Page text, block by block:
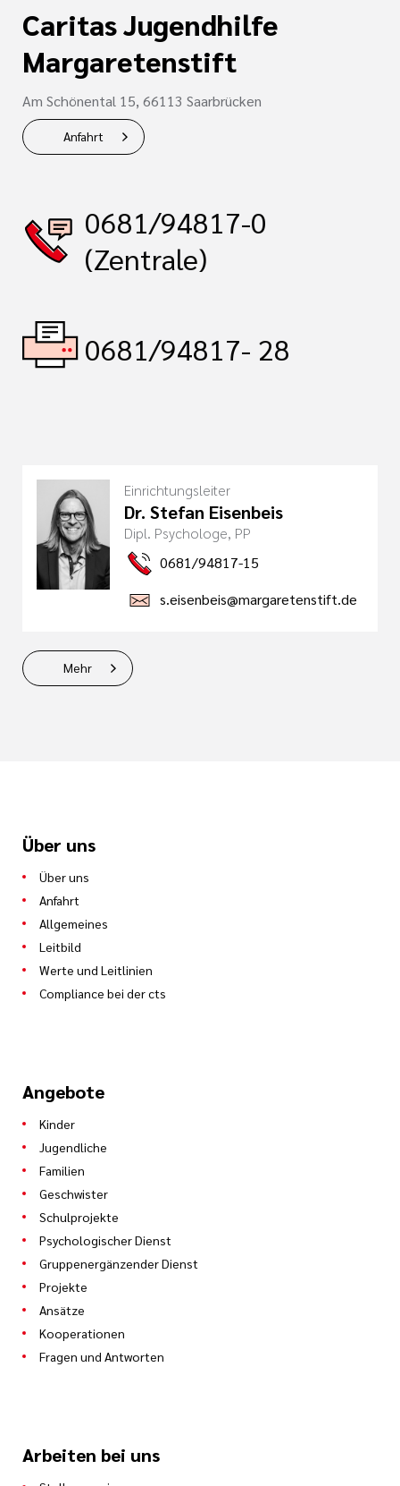
Caritas Jugendhilfe
Margaretenstift
Am Schönental 15, 66113 Saarbrücken
Anfahrt
0681/94817-0
(Zentrale)
0681/94817- 28
Einrichtungsleiter
Dr. Stefan Eisenbeis
Dipl. Psychologe, PP
0681/94817-15
s.eisenbeis@margaretenstift.de
Mehr
Über uns
Über uns
Anfahrt
Allgemeines
Leitbild
Werte und Leitlinien
Compliance bei der cts
Angebote
Kinder
Jugendliche
Familien
Geschwister
Schulprojekte
Psychologischer Dienst
Gruppenergänzender Dienst
Projekte
Ansätze
Kooperationen
Fragen und Antworten
Arbeiten bei uns